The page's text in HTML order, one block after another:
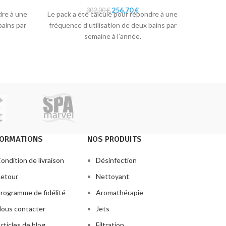
à une
par
302,00€ Le
prix
initial
était :
256,70€Le
prix
actuel
est :
Le pack a été calculé pour répondre à une
fréquence d’utilisation de deux bains par
semaine à l’année.
de livraison
de fidélité
contacter
NOS PRODUITS
Désinfection
Nettoyant
Aromathérapie
Jets